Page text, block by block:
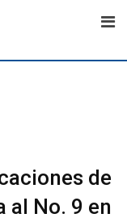
de
al No. 9 en